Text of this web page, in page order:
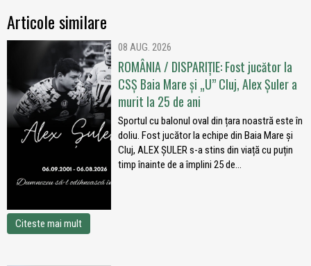
Articole similare
08 AUG. 2026
ROMÂNIA / DISPARIȚIE: Fost jucător la
CSȘ Baia Mare și „U” Cluj, Alex Șuler a
murit la 25 de ani
Sportul cu balonul oval din țara noastră este în
doliu. Fost jucător la echipe din Baia Mare și
Cluj, ALEX ȘULER s-a stins din viață cu puțin
timp înainte de a împlini 25 de...
Citeste mai mult